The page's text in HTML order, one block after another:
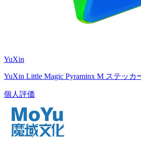
YuXin
YuXin Little Magic Pyraminx M ステッカ
個人評価